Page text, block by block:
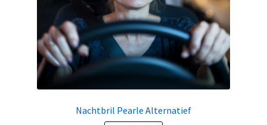
Nachtbril Pearle Alternatief